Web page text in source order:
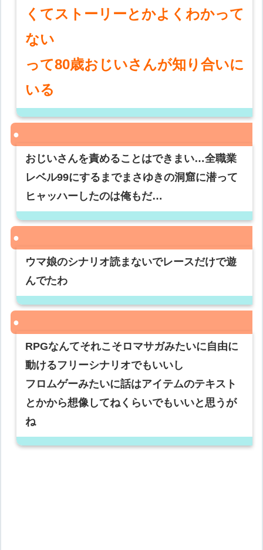
くてストーリーとかよくわかって
ない
って80歳おじいさんが知り合いに
いる
おじいさんを責めることはできまい…全職業
レベル99にするまでまさゆきの洞窟に潜って
ヒャッハーしたのは俺もだ…
ウマ娘のシナリオ読まないでレースだけで遊
んでたわ
RPGなんてそれこそロマサガみたいに自由に
動けるフリーシナリオでもいいし
フロムゲーみたいに話はアイテムのテキスト
とかから想像してねくらいでもいいと思うが
ね